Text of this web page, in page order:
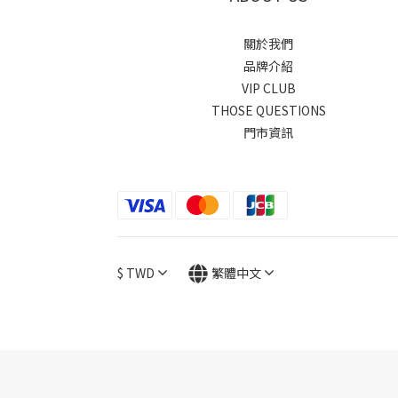
關於我們
品牌介紹
VIP CLUB
THOSE QUESTIONS
門市資訊
$ TWD 繁體中文